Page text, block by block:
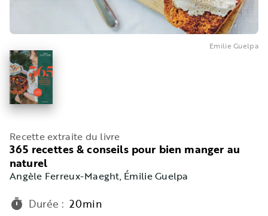
Emilie Guelpa
Recette extraite du livre
365 recettes & conseils pour bien manger au
naturel
Angèle Ferreux-Maeght, Émilie Guelpa
timer Durée : 20min